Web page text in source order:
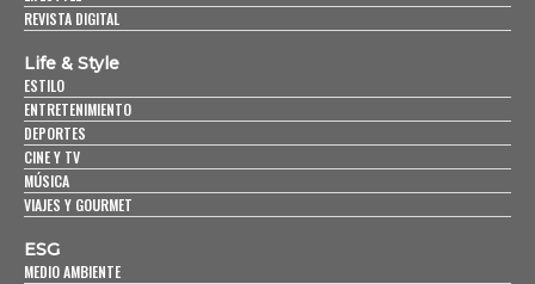
REVISTA DIGITAL
Life & Style
ESTILO
ENTRETENIMIENTO
DEPORTES
CINE Y TV
MÚSICA
VIAJES Y GOURMET
ESG
MEDIO AMBIENTE